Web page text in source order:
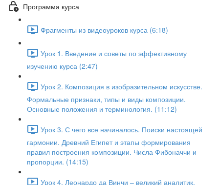
Программа курса
Фрагменты из видеоуроков курса (6:18)
Урок 1. Введение и советы по эффективному
изучению курса (2:47)
Урок 2. Композиция в изобразительном искусстве.
Формальные признаки, типы и виды композиции.
Основные положения и терминология. (11:12)
Урок 3. С чего все начиналось. Поиски настоящей
гармонии. Древний Египет и этапы формирования
правил построения композиции. Числа Фибоначчи и
пропорции. (14:15)
Урок 4. Леонардо да Винчи – великий аналитик,